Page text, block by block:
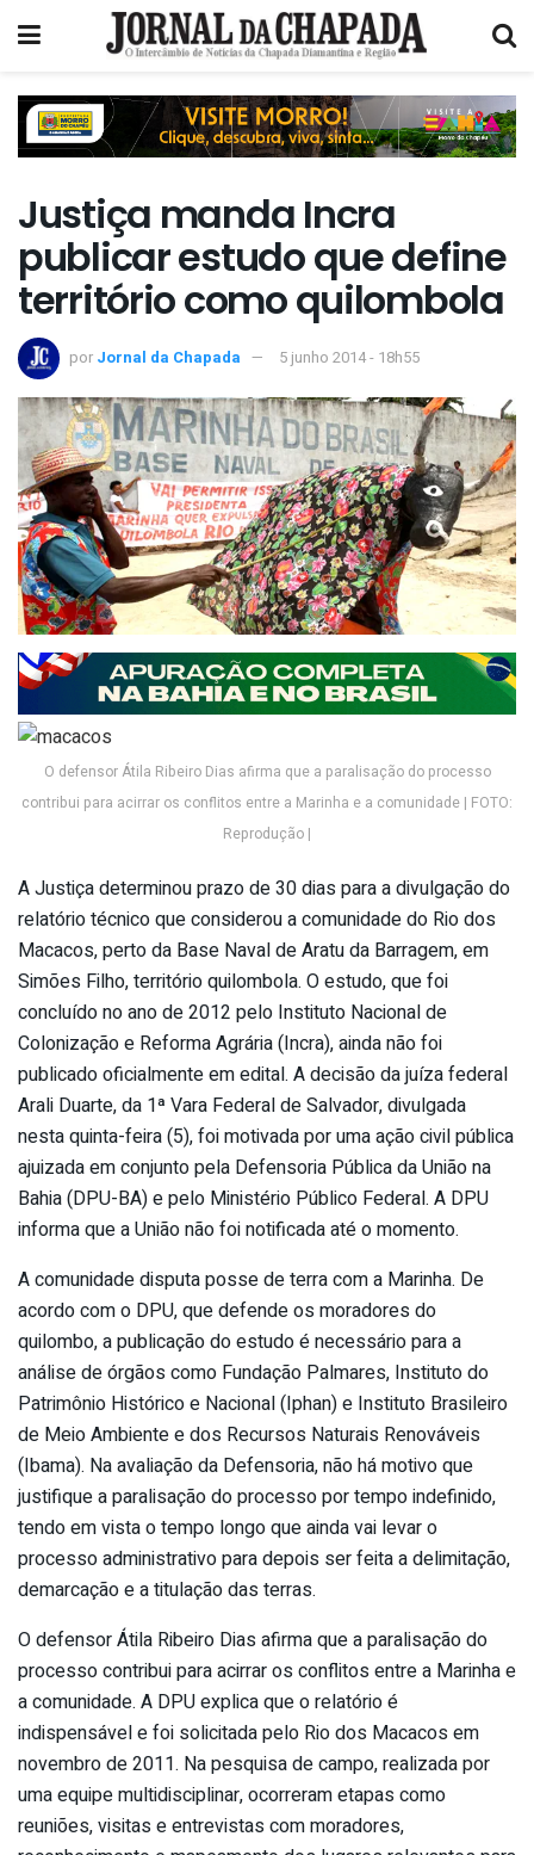
Justiça manda Incra
publicar estudo que define
território como quilombola
por Jornal da Chapada 5 junho 2014 - 18h55
O defensor Átila Ribeiro Dias afirma que a paralisação do processo
contribui para acirrar os conflitos entre a Marinha e a comunidade | FOTO:
Reprodução |
A Justiça determinou prazo de 30 dias para a divulgação do
relatório técnico que considerou a comunidade do Rio dos
Macacos, perto da Base Naval de Aratu da Barragem, em
Simões Filho, território quilombola. O estudo, que foi
concluído no ano de 2012 pelo Instituto Nacional de
Colonização e Reforma Agrária (Incra), ainda não foi
publicado oficialmente em edital. A decisão da juíza federal
Arali Duarte, da 1ª Vara Federal de Salvador, divulgada
nesta quinta-feira (5), foi motivada por uma ação civil pública
ajuizada em conjunto pela Defensoria Pública da União na
Bahia (DPU-BA) e pelo Ministério Público Federal. A DPU
informa que a União não foi notificada até o momento.
A comunidade disputa posse de terra com a Marinha. De
acordo com o DPU, que defende os moradores do
quilombo, a publicação do estudo é necessário para a
análise de órgãos como Fundação Palmares, Instituto do
Patrimônio Histórico e Nacional (Iphan) e Instituto Brasileiro
de Meio Ambiente e dos Recursos Naturais Renováveis
(Ibama). Na avaliação da Defensoria, não há motivo que
justifique a paralisação do processo por tempo indefinido,
tendo em vista o tempo longo que ainda vai levar o
processo administrativo para depois ser feita a delimitação,
demarcação e a titulação das terras.
O defensor Átila Ribeiro Dias afirma que a paralisação do
processo contribui para acirrar os conflitos entre a Marinha e
a comunidade. A DPU explica que o relatório é
indispensável e foi solicitada pelo Rio dos Macacos em
novembro de 2011. Na pesquisa de campo, realizada por
uma equipe multidisciplinar, ocorreram etapas como
reuniões, visitas e entrevistas com moradores,